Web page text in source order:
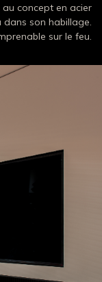
concept en acier
son habillage.
sur le feu.